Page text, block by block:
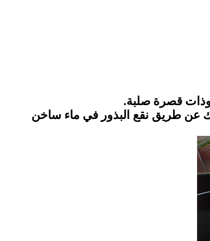
قصرة صلبة.
عن طريق نقع البذور في ماء ساخن